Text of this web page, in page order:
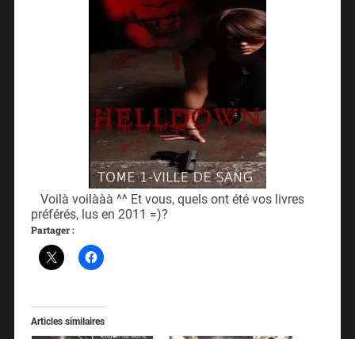
Voilà voilààà ^^ Et vous, quels ont été vos livres
préférés, lus en 2011 =)?
Partager :
Articles similaires